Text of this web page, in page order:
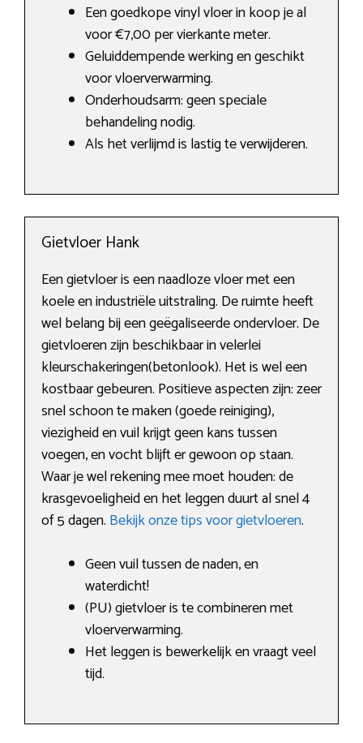
Een goedkope vinyl vloer in koop je al
voor €7,00 per vierkante meter.
Geluiddempende werking en geschikt
voor vloerverwarming.
Onderhoudsarm: geen speciale
behandeling nodig.
Als het verlijmd is lastig te verwijderen.
Gietvloer Hank
Een gietvloer is een naadloze vloer met een
koele en industriële uitstraling. De ruimte heeft
wel belang bij een geëgaliseerde ondervloer. De
gietvloeren zijn beschikbaar in velerlei
kleurschakeringen(betonlook). Het is wel een
kostbaar gebeuren. Positieve aspecten zijn: zeer
snel schoon te maken (goede reiniging),
viezigheid en vuil krijgt geen kans tussen
voegen, en vocht blijft er gewoon op staan.
Waar je wel rekening mee moet houden: de
krasgevoeligheid en het leggen duurt al snel 4
of 5 dagen. Bekijk onze tips voor gietvloeren.
Geen vuil tussen de naden, en
waterdicht!
(PU) gietvloer is te combineren met
vloerverwarming.
Het leggen is bewerkelijk en vraagt veel
tijd.